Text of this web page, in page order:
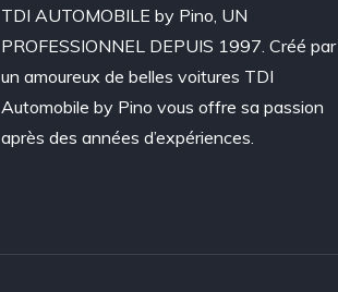
TDI AUTOMOBILE by Pino, UN
PROFESSIONNEL DEPUIS 1997. Créé par
un amoureux de belles voitures TDI
Automobile by Pino vous offre sa passion
après des années d’expériences.